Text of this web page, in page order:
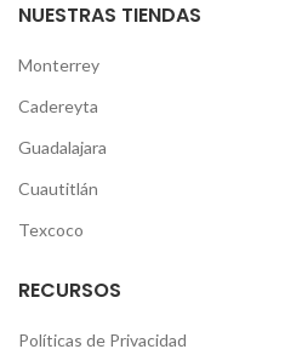
NUESTRAS TIENDAS
Monterrey
Cadereyta
Guadalajara
Cuautitlán
Texcoco
RECURSOS
Políticas de Privacidad